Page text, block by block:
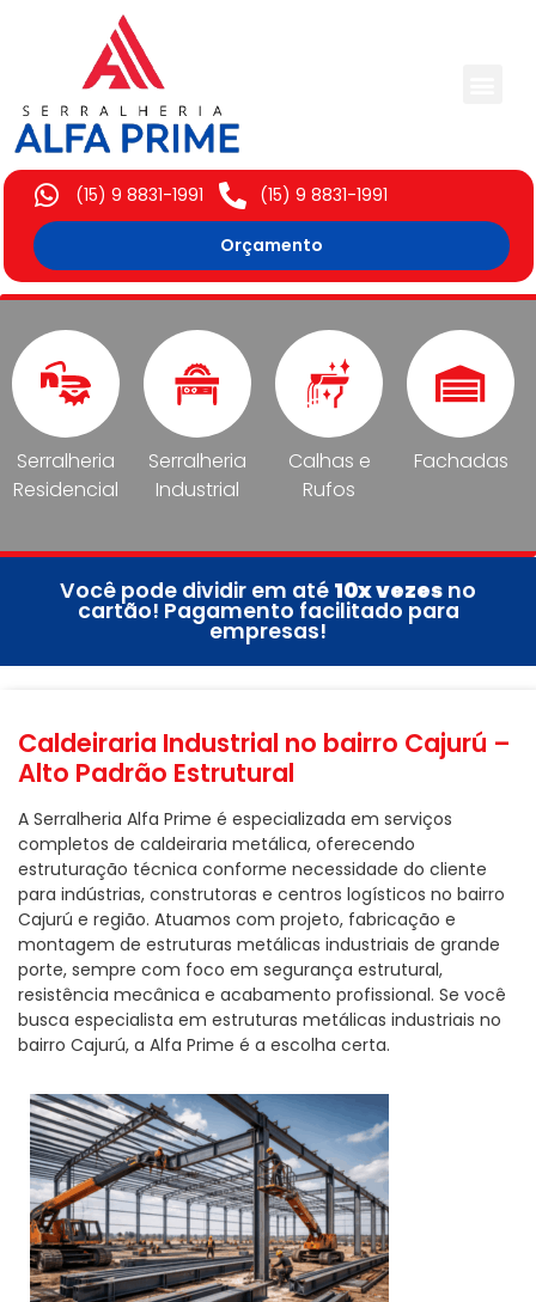
(15) 9 8831-1991 (15) 9 8831-1991
Orçamento
Serralheria
Residencial
Serralheria
Industrial
Calhas e
Rufos
Fachadas
Você pode dividir em até 10x vezes no
cartão! Pagamento facilitado para
empresas!
Caldeiraria Industrial no bairro Cajurú –
Alto Padrão Estrutural
A Serralheria Alfa Prime é especializada em serviços
completos de caldeiraria metálica, oferecendo
estruturação técnica conforme necessidade do cliente
para indústrias, construtoras e centros logísticos no bairro
Cajurú e região. Atuamos com projeto, fabricação e
montagem de estruturas metálicas industriais de grande
porte, sempre com foco em segurança estrutural,
resistência mecânica e acabamento profissional. Se você
busca especialista em estruturas metálicas industriais no
bairro Cajurú, a Alfa Prime é a escolha certa.